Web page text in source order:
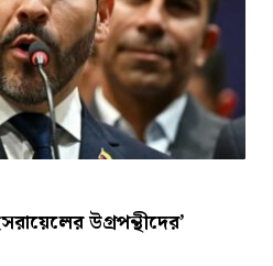
উগ্রপন্থীদের’